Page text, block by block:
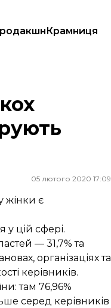
Крамниця
05 лютого 2020 17:09
жінки є
цій сфері.
— 31,7% та
організаціях та
керівників.
там 76,96%
серед керівників